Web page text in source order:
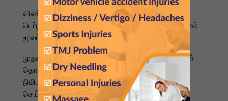
விண்ணப்பதாரர்கள் தங்கள் டிக்கெட்டுகளைப்
பெற்றுள்ளீர்களா என்பது பிப்ரவரி 5 முதல் மின்னஞ்சல்
மூலம் அறிவிக்கப்படும்.
முதல் சுற்றில் டிக்கெட் கிடைக்காதவர்கள், போட்டிகள்
தொடங்குவதற்கு சற்று முன்பு நடைபெறும் 'கடைசி
நிமிட விற்பனை' கட்டத்தில் மீண்டும் முயற்சி
செய்யலாம்.